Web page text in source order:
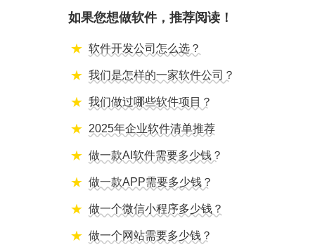
如果您想做软件，推荐阅读！
软件开发公司怎么选？
我们是怎样的一家软件公司？
我们做过哪些软件项目？
2025年企业软件清单推荐
做一款AI软件需要多少钱？
做一款APP需要多少钱？
做一个微信小程序多少钱？
做一个网站需要多少钱？